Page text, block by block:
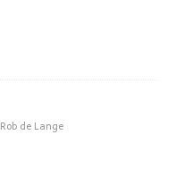
Rob de Lange